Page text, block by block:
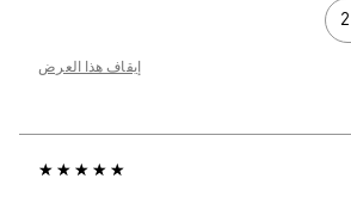
إيقاف هذا العرض